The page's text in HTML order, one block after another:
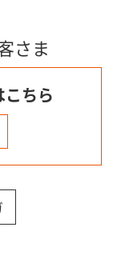
さま
ちら